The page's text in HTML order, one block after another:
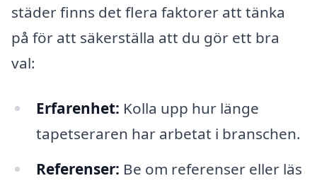
städer finns det flera faktorer att tänka
på för att säkerställa att du gör ett bra
val:
Erfarenhet: Kolla upp hur länge
tapetseraren har arbetat i branschen.
Referenser: Be om referenser eller läs